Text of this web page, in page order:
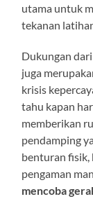
utama untuk
tekanan
Dukungan
juga
krisis
tahu kapan
memberikan
pendamping
benturan fisik,
pengaman
mencoba